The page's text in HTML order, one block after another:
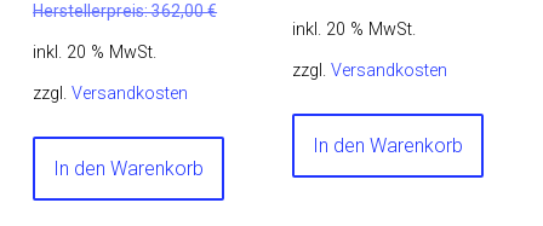
Herstellerpreis:362,00€
inkl. 20 % MwSt.
zzgl.Versandkosten
In den Warenkorb
inkl. 20 % MwSt.
zzgl. Versandkosten
In den Warenkorb